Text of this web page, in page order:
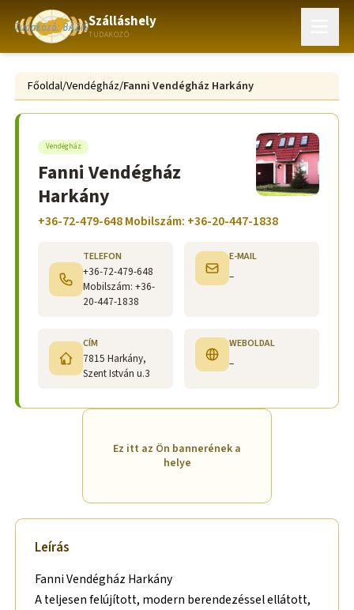
Szálláshely
TUDAKOZÓ
Főoldal/Vendégház/Fanni Vendégház Harkány
Vendégház
Fanni Vendégház
Harkány
+36-72-479-648 Mobilszám: +36-20-447-1838
TELEFON
+36-72-479-648
Mobilszám: +36-
20-447-1838
E-MAIL
–
CÍM
7815 Harkány,
Szent István u.3
WEBOLDAL
–
Ez itt az Ön bannerének a
helye
Leírás
Fanni Vendégház Harkány
A teljesen felújított, modern berendezéssel ellátott,